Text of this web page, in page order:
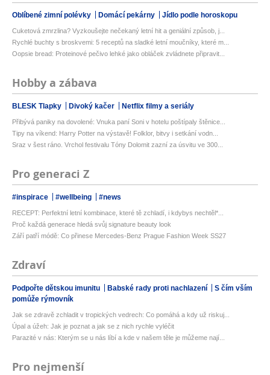
Oblíbené zimní polévky Domácí pekárny Jídlo podle horoskopu
Cuketová zmrzlina? Vyzkoušejte nečekaný letní hit a geniální způsob, j...
Rychlé buchty s broskvemi: 5 receptů na sladké letní moučníky, které m...
Oopsie bread: Proteinové pečivo lehké jako obláček zvládnete připravit...
Hobby a zábava
BLESK Tlapky Divoký kačer Netflix filmy a seriály
Přibývá paniky na dovolené: Vnuka paní Soni v hotelu poštípaly štěnice...
Tipy na víkend: Harry Potter na výstavě! Folklor, bitvy i setkání vodn...
Sraz v šest ráno. Vrchol festivalu Tóny Dolomit zazní za úsvitu ve 300...
Pro generaci Z
#inspirace #wellbeing #news
RECEPT: Perfektní letní kombinace, které tě zchladí, i kdybys nechtěl*...
Proč každá generace hledá svůj signature beauty look
Září patří módě: Co přinese Mercedes-Benz Prague Fashion Week SS27
Zdraví
Podpořte dětskou imunitu Babské rady proti nachlazení
S čím vším
pomůže rýmovník
Jak se zdravě zchladit v tropických vedrech: Co pomáhá a kdy už riskuj...
Úpal a úžeh: Jak je poznat a jak se z nich rychle vyléčit
Parazité v nás: Kterým se u nás líbí a kde v našem těle je můžeme nají...
Pro nejmenší